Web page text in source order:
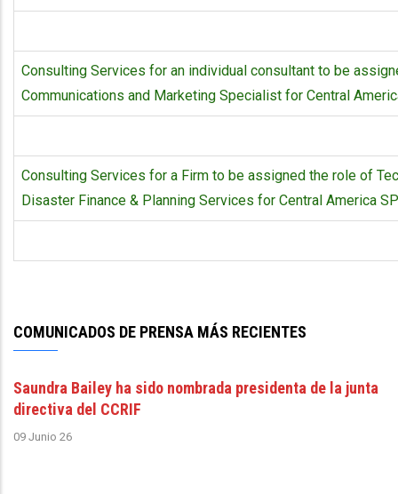
Consulting Services for an individual consultant to be
Communications and Marketing Specialist for Central
Consulting Services for a Firm to be assigned the role of
Disaster Finance & Planning Services for Central America SP
COMUNICADOS DE PRENSA MÁS RECIENTES
Saundra Bailey ha sido nombrada presidenta de la junta
directiva del CCRIF
09 Junio 26